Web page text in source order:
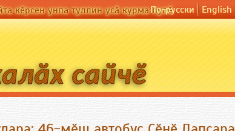
кӗрсен унпа туллин усӑ курма пулӗПо-русски English